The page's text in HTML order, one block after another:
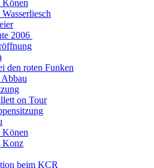
2006
den roten Funken
on Tour
Konz
beim KCR